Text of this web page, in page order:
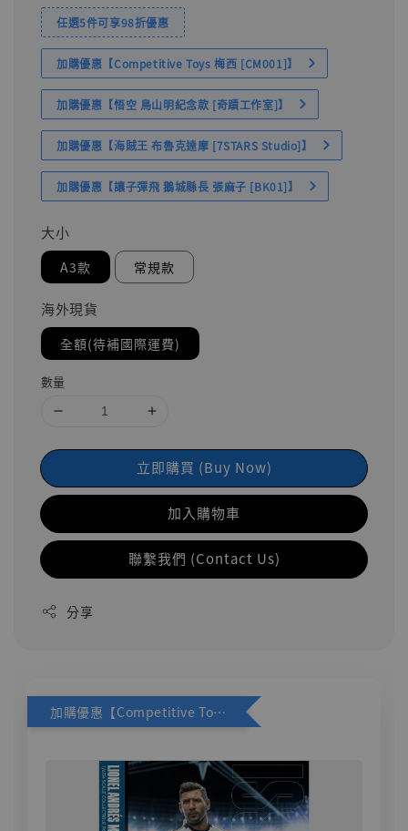
任選5件可享98折優惠
加購優惠【Competitive Toys 梅西 [CM001]】
加購優惠【悟空 鳥山明紀念款 [奇蹟工作室]】
加購優惠【海賊王 布魯克達摩 [7STARS Studio]】
加購優惠【讓子彈飛 鵝城縣長 張麻子 [BK01]】
大小
A3款 常規款
海外現貨
全額(待補國際運費)
數量
立即購買 (Buy Now)
加入購物車
聯繫我們 (Contact Us)
分享
加購優惠【Competitive Toys 梅西 [CM001]】